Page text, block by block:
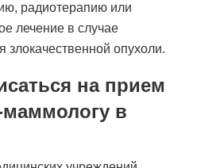
Записаться
кожи, удаление
кожи методом
(до 5 шт. или до 2 см. в
радиотерапию или
лечение в случае
злокачественной опухоли.
на прием
маммологу в